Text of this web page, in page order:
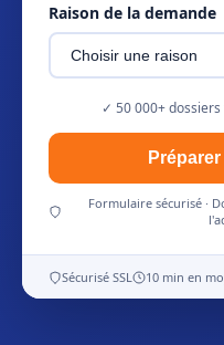
Raison de la demande
✓ 50 000+
Formulaire sécurisé ·
Sécurisé SSL 10 min en